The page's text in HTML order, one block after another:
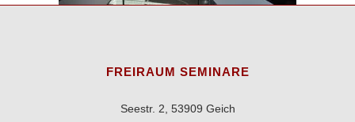
FREIRAUM SEMINARE
Seestr. 2, 53909 Geich